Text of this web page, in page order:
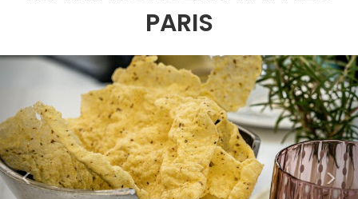
PARIS
< >